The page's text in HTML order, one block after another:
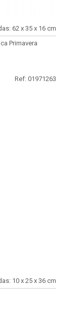
62 x 35 x 16 cm
Primavera
Ref: 01971263
10 x 25 x 36 cm